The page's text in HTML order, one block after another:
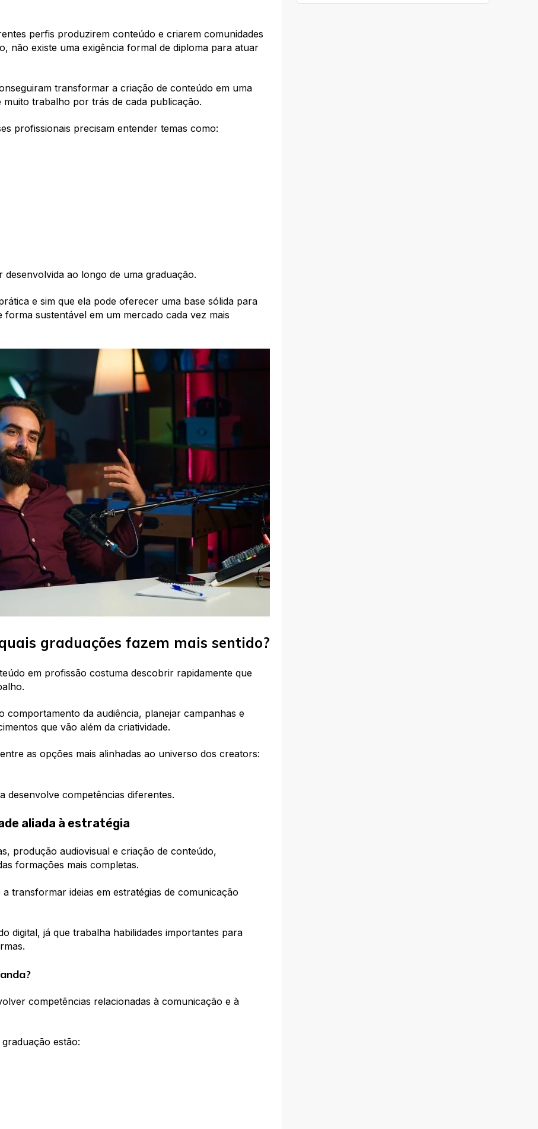
perfis produzirem conteúdo e criarem comunidades
não existe uma exigência formal de diploma para atuar
transformar a criação de conteúdo em uma
trabalho por trás de cada publicação.
profissionais precisam entender temas como:
ao longo de uma graduação.
e sim que ela pode oferecer uma base sólida para
sustentável em um mercado cada vez mais
graduações fazem mais sentido?
em profissão costuma descobrir rapidamente que
da audiência, planejar campanhas e
que vão além da criatividade.
as opções mais alinhadas ao universo dos creators:
desenvolve competências diferentes.
aliada à estratégia
produção audiovisual e criação de conteúdo,
formações mais completas.
transformar ideias em estratégias de comunicação
digital, já que trabalha habilidades importantes para
competências relacionadas à comunicação e à
estão: